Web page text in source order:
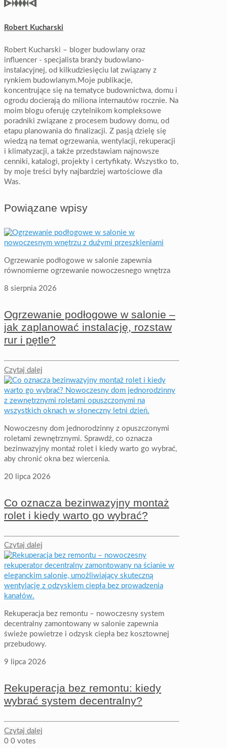
Robert Kucharski
Robert Kucharski – bloger budowlany oraz
influencer - specjalista branży budowlano-
instalacyjnej, od kilkudziesięciu lat związany z
rynkiem budowlanym.Moje publikacje,
koncentrujące się na tematyce budownictwa, domu i
ogrodu docierają do miliona internautów rocznie. Na
moim blogu oferuję czytelnikom kompleksowe
poradniki związane z procesem budowy domu, od
etapu planowania do finalizacji. Z pasją dzielę się
wiedzą na temat ogrzewania, wentylacji, rekuperacji
i klimatyzacji, a także przedstawiam najnowsze
cenniki, katalogi, projekty i certyfikaty. Wszystko to,
by moje treści były najbardziej wartościowe dla
Was.
Powiązane wpisy
Ogrzewanie podłogowe w salonie zapewnia
równomierne ogrzewanie nowoczesnego wnętrza
8 sierpnia 2026
Ogrzewanie podłogowe w salonie –
jak zaplanować instalację, rozstaw
rur i pętle?
Czytaj dalej
Nowoczesny dom jednorodzinny z opuszczonymi
roletami zewnętrznymi. Sprawdź, co oznacza
bezinwazyjny montaż rolet i kiedy warto go wybrać,
aby chronić okna bez wiercenia.
20 lipca 2026
Co oznacza bezinwazyjny montaż
rolet i kiedy warto go wybrać?
Czytaj dalej
Rekuperacja bez remontu – nowoczesny system
decentralny zamontowany w salonie zapewnia
świeże powietrze i odzysk ciepła bez kosztownej
przebudowy.
9 lipca 2026
Rekuperacja bez remontu: kiedy
wybrać system decentralny?
Czytaj dalej
0 0 votes